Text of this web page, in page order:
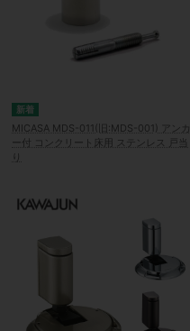
MICASA MDS-011(旧:MDS-001) アンカ
ー付 コンクリート床用 ステンレス 戸当
り